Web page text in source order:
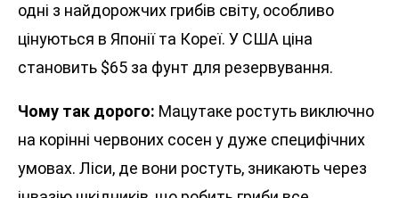
одні з найдорожчих грибів світу, особливо
цінуються в Японії та Кореї. У США ціна
становить $65 за фунт для резервування.
Чому так дорого: Мацутаке ростуть виключно
на корінні червоних сосен у дуже специфічних
умовах. Ліси, де вони ростуть, зникають через